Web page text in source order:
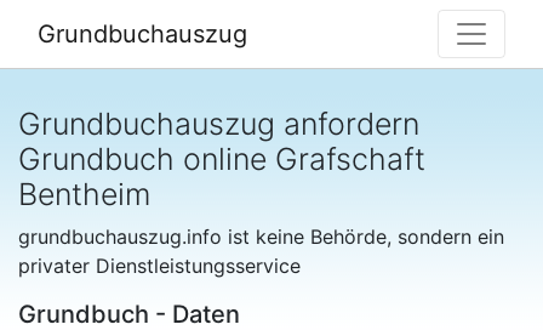
Grundbuchauszug
Grundbuchauszug anfordern
Grundbuch online Grafschaft
Bentheim
grundbuchauszug.info ist keine Behörde, sondern ein
privater Dienstleistungsservice
Grundbuch - Daten